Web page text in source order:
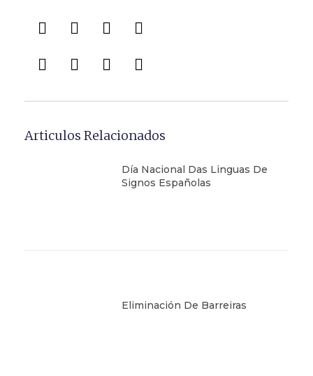
Articulos Relacionados
Día Nacional Das Linguas De
Signos Españolas
Eliminación De Barreiras